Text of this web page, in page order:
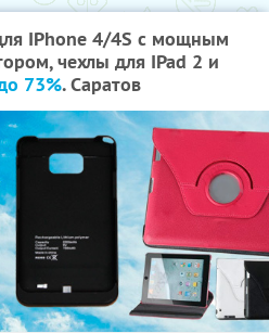
IPhone 4/4S c мощным
чехлы для IPad 2 и
73%. Саратов